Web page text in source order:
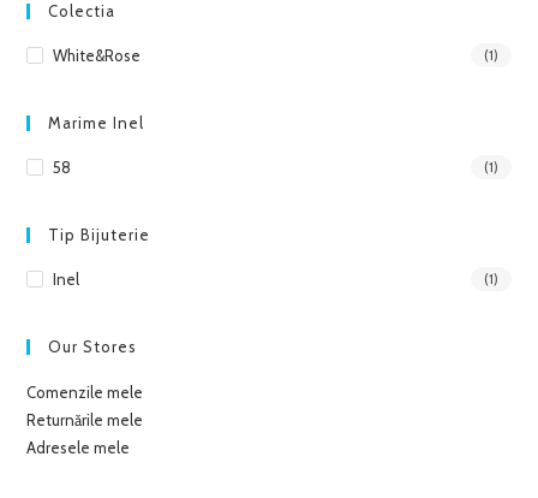
Colectia
White&Rose (1)
Marime Inel
58 (1)
Tip Bijuterie
Inel (1)
Our Stores
Comenzile mele
Returnările mele
Adresele mele